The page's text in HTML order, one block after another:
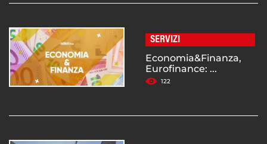
SERVIZI
Economia&Finanza,
Eurofinance: ...
122